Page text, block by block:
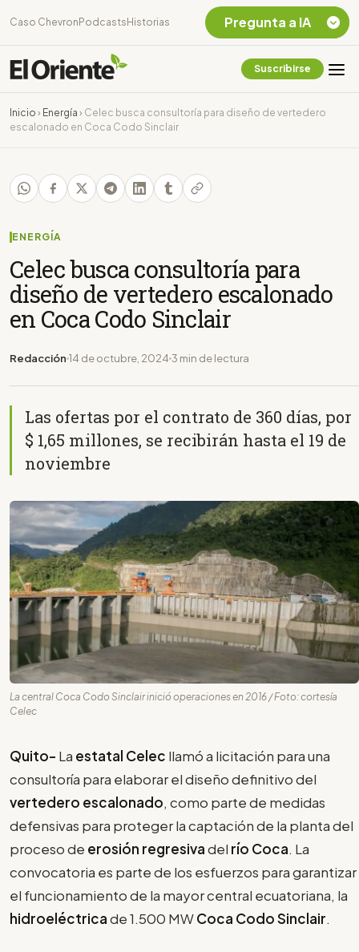
Caso Chevron Podcasts Historias
Suscribirse
Inicio › Energía › Celec busca consultoría para diseño de vertedero
escalonado en Coca Codo Sinclair
ENERGÍA
Celec busca consultoría para
diseño de vertedero escalonado
en Coca Codo Sinclair
Redacción 14 de octubre, 2024 3 min de lectura
Las ofertas por el contrato de 360 días, por
$ 1,65 millones, se recibirán hasta el 19 de
noviembre
La central Coca Codo Sinclair inició operaciones en 2016 / Foto: cortesía
Celec
Quito- La estatal Celec llamó a licitación para una
consultoría para elaborar el diseño definitivo del
vertedero escalonado, como parte de medidas
defensivas para proteger la captación de la planta del
proceso de erosión regresivadel río Coca. La
convocatoria es parte de los esfuerzos para garantizar
el funcionamiento de la mayor central ecuatoriana, la
hidroeléctricade 1.500 MWCoca Codo Sinclair.
Pregunta a IA
Chevron Ecuador